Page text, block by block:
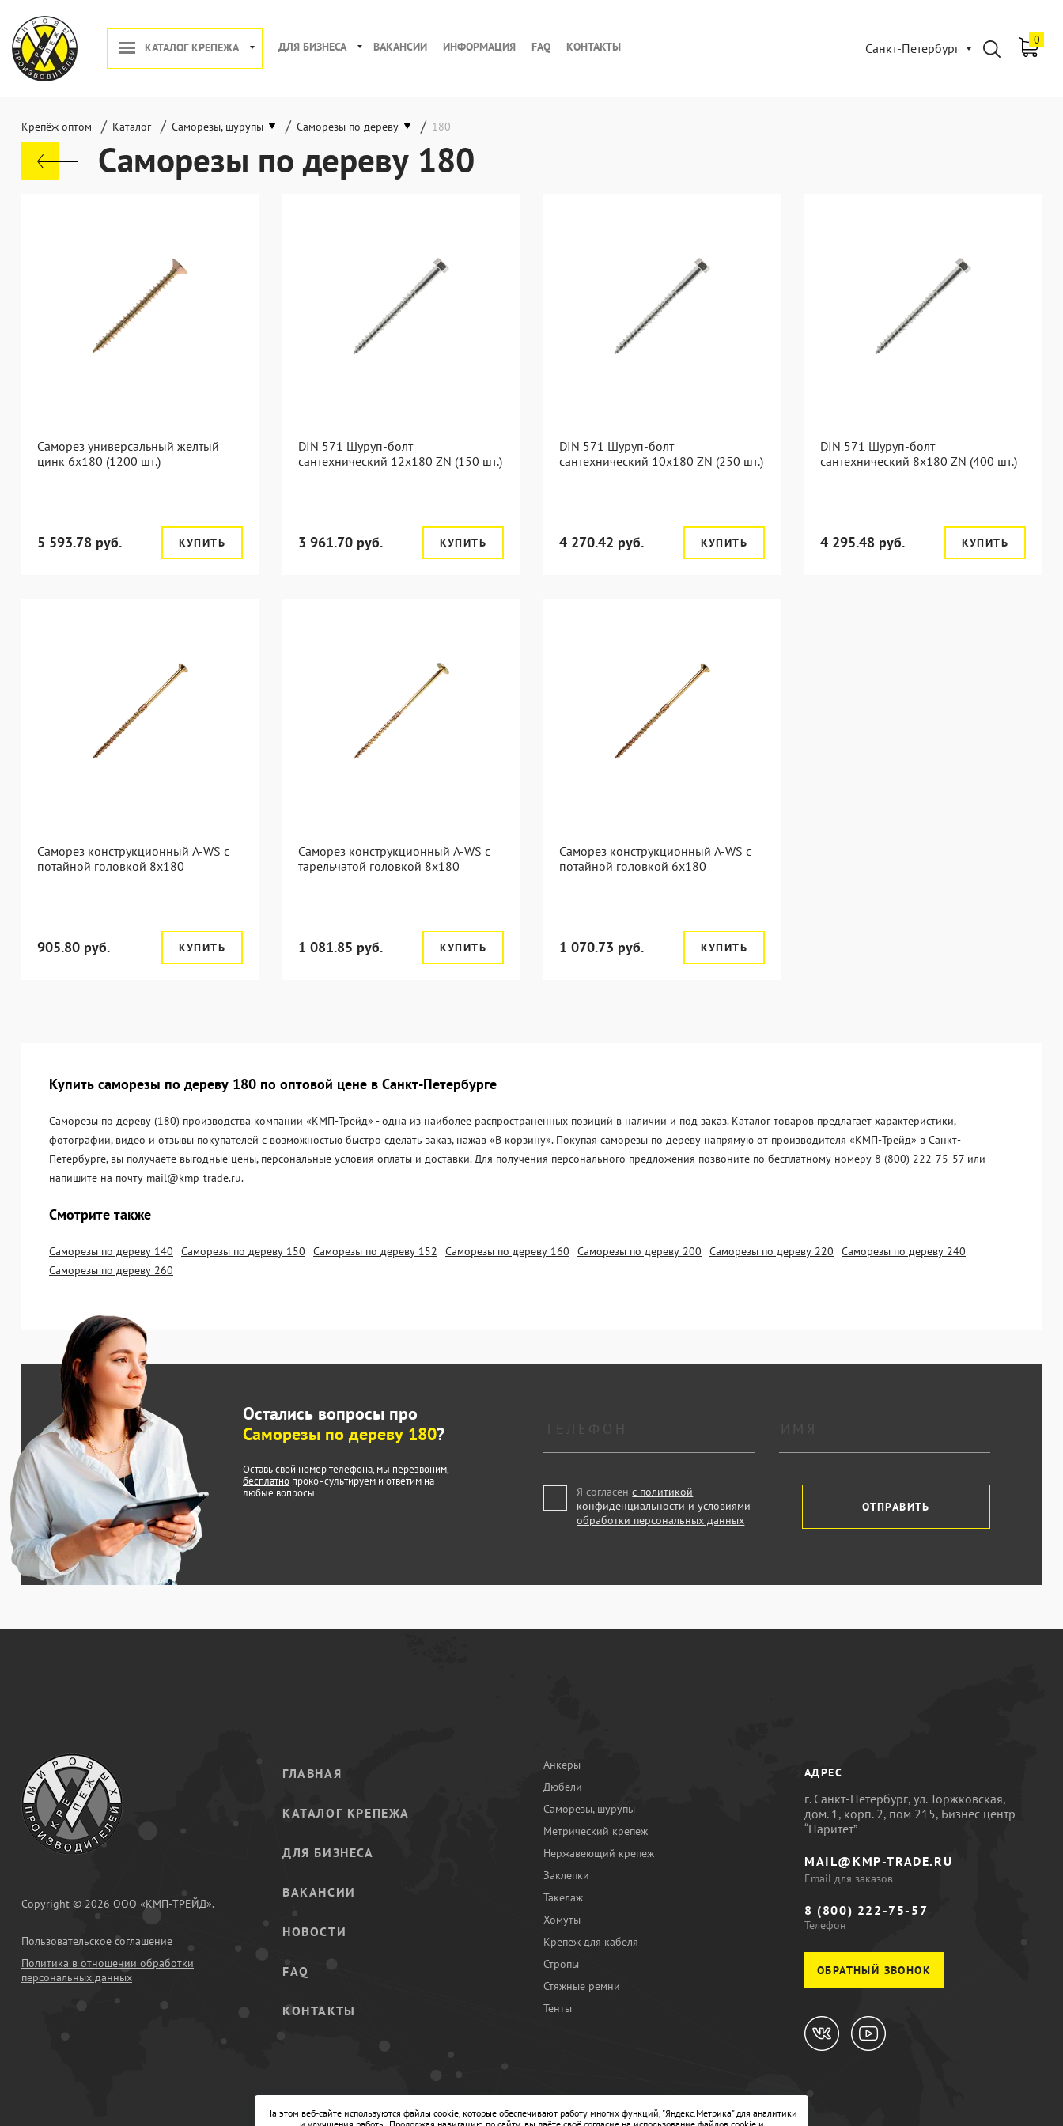
КАТАЛОГ КРЕПЕЖА ДЛЯ БИЗНЕСА ВАКАНСИИ ИНФОРМАЦИЯ FAQ КОНТАКТЫ Санкт-Петербург
0
Крепёж оптом / Каталог / Саморезы, шурупы / Саморезы по дереву / 180
Саморезы по дереву 180
Саморез универсальный желтый
цинк 6x180 (1200 шт.)
5 593.78 руб. КУПИТЬ
DIN 571 Шуруп-болт
сантехнический 12x180 ZN (150 шт.)
3 961.70 руб. КУПИТЬ
DIN 571 Шуруп-болт
сантехнический 10x180 ZN (250 шт.)
4 270.42 руб. КУПИТЬ
DIN 571 Шуруп-болт
сантехнический 8x180 ZN (400 шт.)
4 295.48 руб. КУПИТЬ
Саморез конструкционный A-WS с
потайной головкой 8x180
905.80 руб. КУПИТЬ
Саморез конструкционный A-WS с
тарельчатой головкой 8x180
1 081.85 руб. КУПИТЬ
Саморез конструкционный A-WS с
потайной головкой 6x180
1 070.73 руб. КУПИТЬ
Купить саморезы по дереву 180 по оптовой цене в Санкт-Петербурге
Саморезы по дереву (180) производства компании «KМП-Трейд» - одна из наиболее распространённых позиций в наличии и под заказ. Каталог товаров предлагает характеристики,
фотографии, видео и отзывы покупателей с возможностью быстро сделать заказ, нажав «В корзину». Покупая саморезы по дереву напрямую от производителя «KМП-Трейд» в Санкт-
Петербурге, вы получаете выгодные цены, персональные условия оплаты и доставки. Для получения персонального предложения позвоните по бесплатному номеру 8 (800) 222-75-57 или
напишите на почту mail@kmp-trade.ru.
Смотрите также
Саморезы по дереву 140 Саморезы по дереву 150 Саморезы по дереву 152 Саморезы по дереву 160 Саморезы по дереву 200 Саморезы по дереву 220
Саморезы по дереву 240
Саморезы по дереву 260
Остались вопросы про
Саморезы по дереву 180?
Оставь свой номер телефона, мы перезвоним,
бесплатно проконсультируем и ответим на
любые вопросы.
Я согласенс политикой
конфиденциальности и условиями
обработки персональных данных
ОТПРАВИТЬ
Copyright © 2026 ООО «КМП-ТРЕЙД».
Пользовательское соглашение
Политика в отношении обработки
персональных данных
ГЛАВНАЯ
КАТАЛОГ КРЕПЕЖА
ДЛЯ БИЗНЕСА
ВАКАНСИИ
НОВОСТИ
FAQ
КОНТАКТЫ
Анкеры
Дюбели
Саморезы, шурупы
Метрический крепеж
Нержавеющий крепеж
Заклепки
Такелаж
Хомуты
Крепеж для кабеля
Стропы
Стяжные ремни
Тенты
АДРЕС
г. Санкт-Петербург, ул. Торжковская,
дом. 1, корп. 2, пом 215, Бизнес центр
“Паритет”
MAIL@KMP-TRADE.RU
Email для заказов
8 (800) 222-75-57
Телефон
ОБРАТНЫЙ ЗВОНОК
На этом веб-сайте используются файлы cookie, которые обеспечивают работу многих функций, "Яндекс.Метрика" для аналитики